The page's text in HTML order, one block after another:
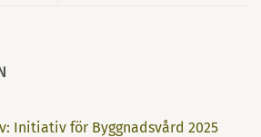
Initiativ för Byggnadsvård 2025